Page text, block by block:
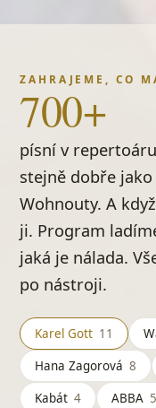
ZAHRAJEME, CO
700+
písní v
stejně dobře
Wohnouty. A
ji. Program
jaká je nálada.
po nástroji.
Karel Gott 11
Hana Zagorová 8
Kabát 4 ABBA 5